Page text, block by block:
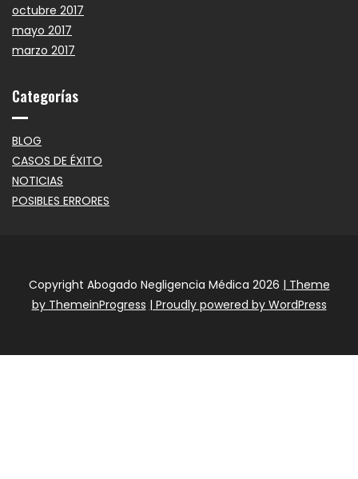
octubre 2017
mayo 2017
marzo 2017
Categorías
BLOG
CASOS DE ÉXITO
NOTICIAS
POSIBLES ERRORES
Copyright Abogado Negligencia Médica 2026 | Theme
by ThemeinProgress | Proudly powered by WordPress